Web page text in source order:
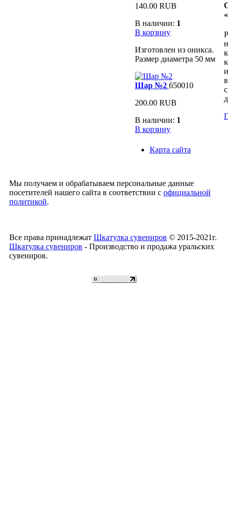
140.00 RUB
В наличии: 1
В корзину
Изготовлен из оникса.
Размер диаметра 50 мм
Шар №2 650010
200.00 RUB
В наличии: 1
В корзину
Карта сайта
Мы получаем и обрабатываем персональные данные
посетителей нашего сайта в соответствии с официальной
политикой.
Все права принадлежат Шкатулка сувениров © 2015-2021г.
Шкатулка сувениров - Производство и продажа уральских
сувениров.